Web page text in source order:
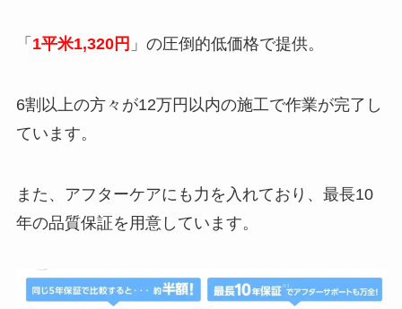
「 1平米1,320円 」の圧倒的低価格で提供。
6割以上の方々が12万円以内の施工で作業が完了し
ています。
また、アフターケアにも力を入れており、最長10
年の品質保証を用意しています。